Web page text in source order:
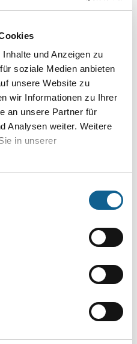
und Anzeigen zu
soziale Medien anbieten
unsere Website zu
wir Informationen zu Ihrer
an unsere Partner für
Analysen weiter. Weitere
in unserer
Journal und
Veräußerungsanzeige
– Alternative
in der E-Akte bei
Passagen überschreiben
Übergabe an Dispodatei